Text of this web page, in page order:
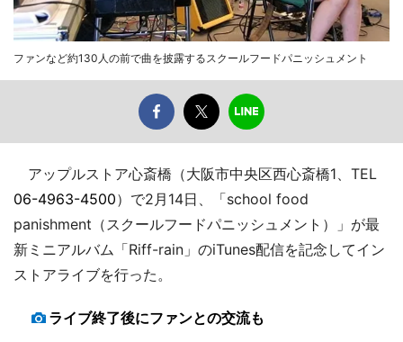
ファンなど約130人の前で曲を披露するスクールフードパニッシュメント
アップルストア心斎橋（大阪市中央区西心斎橋1、TEL
06-4963-4500）で2月14日、「school food
panishment（スクールフードパニッシュメント）」が最
新ミニアルバム「Riff-rain」のiTunes配信を記念してイン
ストアライブを行った。
ライブ終了後にファンとの交流も